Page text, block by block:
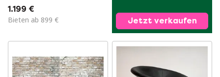
von Paul Tuttle für
Strässle
Schweiz
1.199 €
Bieten ab 899 €
Jetzt verkaufen